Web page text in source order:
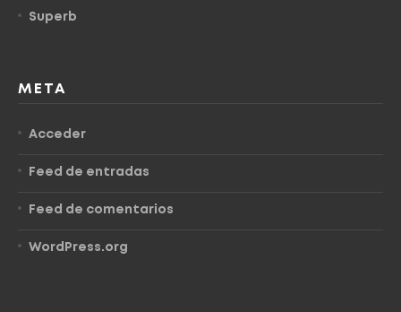
Superb
META
Acceder
Feed de entradas
Feed de comentarios
WordPress.org